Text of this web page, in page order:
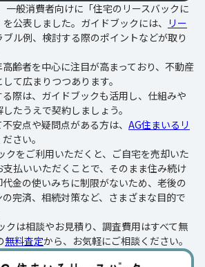
一般消費者向けに「住宅のリースバックに
公表しました。ガイドブックには、
リー
ル例、検討する際のポイントなどが取り
齢者を中心に注目が高まっており、不動産
て広まりつつあります。
る際は、ガイドブックも活用し、仕組みや
たうえで契約しましょう。
安点や疑問点がある方は、 AG住まいるリ
さい。
クをご利用いただくと、ご自宅を売却いた
払いいただくことで、そのまま住み続け
金の使いみちに制限がないため、老後の
完済、相続対策など、さまざまな目的で
クは相談やお見積り、調査費用はすべて無
無料査定から、お気軽にご相談ください。